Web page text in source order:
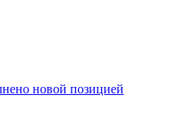
новой позицией